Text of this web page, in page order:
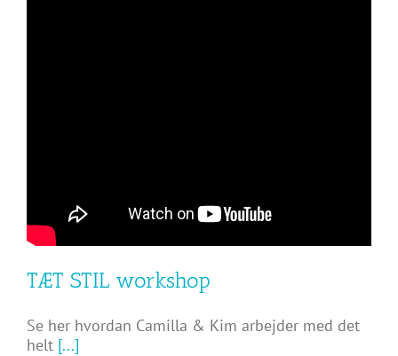
TÆT STIL workshop
Se her hvordan Camilla & Kim arbejder med det
helt [...]